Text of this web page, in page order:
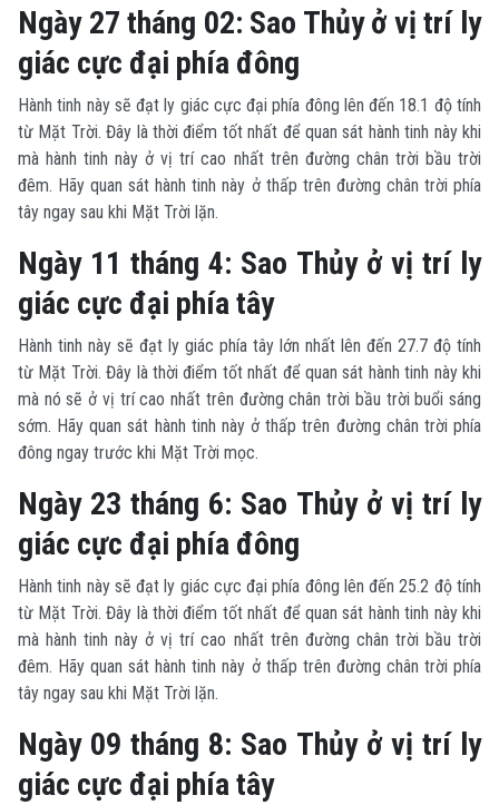
Ngày 27 tháng 02: Sao Thủy ở vị trí ly
giác cực đại phía đông
Hành tinh này sẽ đạt ly giác cực đại phía đông lên đến 18.1 độ tính
từ Mặt Trời. Đây là thời điểm tốt nhất để quan sát hành tinh này khi
mà hành tinh này ở vị trí cao nhất trên đường chân trời bầu trời
đêm. Hãy quan sát hành tinh này ở thấp trên đường chân trời phía
tây ngay sau khi Mặt Trời lặn.
Ngày 11 tháng 4: Sao Thủy ở vị trí ly
giác cực đại phía tây
Hành tinh này sẽ đạt ly giác phía tây lớn nhất lên đến 27.7 độ tính
từ Mặt Trời. Đây là thời điểm tốt nhất để quan sát hành tinh này khi
mà nó sẽ ở vị trí cao nhất trên đường chân trời bầu trời buổi sáng
sớm. Hãy quan sát hành tinh này ở thấp trên đường chân trời phía
đông ngay trước khi Mặt Trời mọc.
Ngày 23 tháng 6: Sao Thủy ở vị trí ly
giác cực đại phía đông
Hành tinh này sẽ đạt ly giác cực đại phía đông lên đến 25.2 độ tính
từ Mặt Trời. Đây là thời điểm tốt nhất để quan sát hành tinh này khi
mà hành tinh này ở vị trí cao nhất trên đường chân trời bầu trời
đêm. Hãy quan sát hành tinh này ở thấp trên đường chân trời phía
tây ngay sau khi Mặt Trời lặn.
Ngày 09 tháng 8: Sao Thủy ở vị trí ly
giác cực đại phía tây